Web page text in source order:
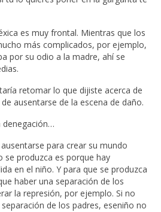
es muy frontal. Mientras que los
más complicados, por ejemplo,
por su odio a la madre, ahí se
retomar lo que dijiste acerca de
ausentarse de la escena de daño.
denegación…
ausentarse para crear su mundo
se produzca es porque hay
en el niño. Y para que se produzca
haber una separación de los
la represión, por ejemplo. Si no
de los padres, eseniño no